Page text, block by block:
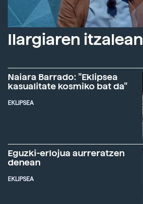
Ilargiaren itzalean
Naiara Barrado: "Eklipsea
kasualitate kosmiko bat da"
EKLIPSEA
Eguzki-erlojua aurreratzen
denean
EKLIPSEA